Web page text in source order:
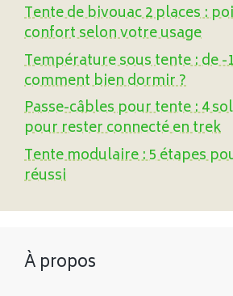
Tente de bivouac 2 places :
confort selon votre usage
Température sous tente : de -
comment bien dormir ?
Passe-câbles pour tente : 4
pour rester connecté en trek
Tente modulaire : 5 étapes
réussi
À propos